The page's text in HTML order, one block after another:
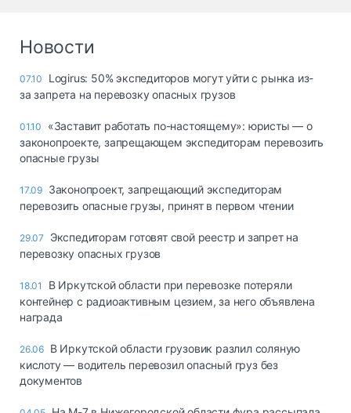
Новости
07.10
Logirus: 50% экспедиторов могут уйти с рынка из-
за запрета на перевозку опасных грузов
01.10
«Заставит работать по-настоящему»: юристы — о
законопроекте, запрещающем экспедиторам перевозить
опасные грузы
17.09 Законопроект, запрещающий экспедиторам
перевозить опасные грузы, принят в первом чтении
29.07
Экспедиторам готовят свой реестр и запрет на
перевозку опасных грузов
18.01
В Иркутской области при перевозке потеряли
контейнер с радиоактивным цезием, за него объявлена
награда
26.06 В Иркутской области грузовик разлил соляную
кислоту — водитель перевозил опасный груз без
документов